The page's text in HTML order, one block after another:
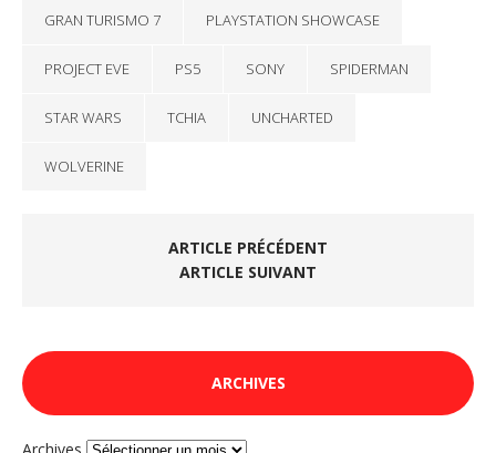
GRAN TURISMO 7 PLAYSTATION SHOWCASE
PROJECT EVE PS5 SONY SPIDERMAN
STAR WARS TCHIA UNCHARTED
WOLVERINE
ARTICLE PRÉCÉDENT
ARTICLE SUIVANT
ARCHIVES
Archives